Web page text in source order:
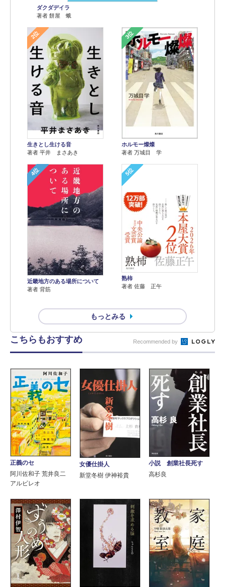
ダクダデイラ
著者 餅屋 蛾
2位
生きとし生ける音
著者 平井 まさあき
3位
ホルモー燦燦
著者 万城目 学
4位
近畿地方のある場所について
著者 背筋
5位
熟柿
著者 佐藤 正午
もっとみる
こちらもおすすめ Recommended by
正義のセ
阿川佐和子 荒井良二
アルビレオ
女優仕掛人
新堂冬樹 伊神裕貴
小説 創業社長死す
高杉良